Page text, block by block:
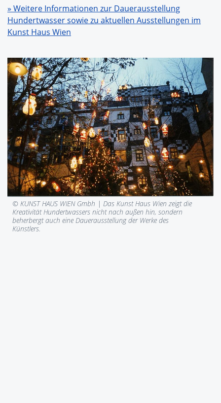
» Weitere Informationen zur Dauerausstellung
Hundertwasser sowie zu aktuellen Ausstellungen im
Kunst Haus Wien
© KUNST HAUS WIEN Gmbh | Das Kunst Haus Wien zeigt die
Kreativität Hundertwassers nicht nach außen hin, sondern
beherbergt auch eine Dauerausstellung der Werke des
Künstlers.